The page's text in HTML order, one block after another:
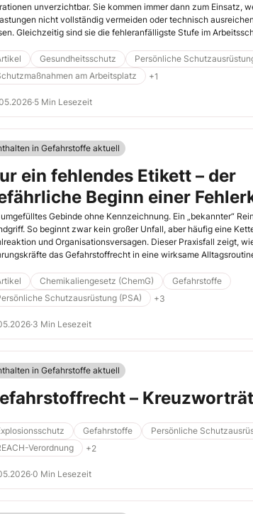
unverzichtbar. Sie kommen immer dann zum Einsatz,
nicht vollständig vermeiden oder technisch
Gleichzeitig sind sie die fehleranfälligste Stufe im
werden. Persönliche Schutzausrüstung (PSA) ist damit kein
ein System, bei dem Auswahl, Anwendung, Unterweisung
müssen.
Gesundheitsschutz
Persönliche
am Arbeitsplatz
+1
·5 Min Lesezeit
in Gefahrstoffe aktuell
ein fehlendes Etikett – der
Beginn einer
umgefülltes Gebinde ohne Kennzeichnung. Ein „bekannter“
So beginnt zwar kein großer Unfall, aber häufig eine
und Organisationsversagen. Dieser Praxisfall zeigt,
das Gefahrstoffrecht in eine wirksame
Chemikaliengesetz (ChemG)
Gefahrstoffe
Schutzausrüstung (PSA)
+3
·3 Min Lesezeit
in Gefahrstoffe aktuell
–
Gefahrstoffe
Persönliche
Verordnung
+2
·0 Min Lesezeit